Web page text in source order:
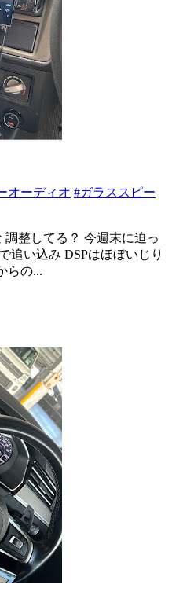
オーディオ #ガラススピー
整してる？ 今週末に迫っ
追い込み DSPはほぼいじり
らの...